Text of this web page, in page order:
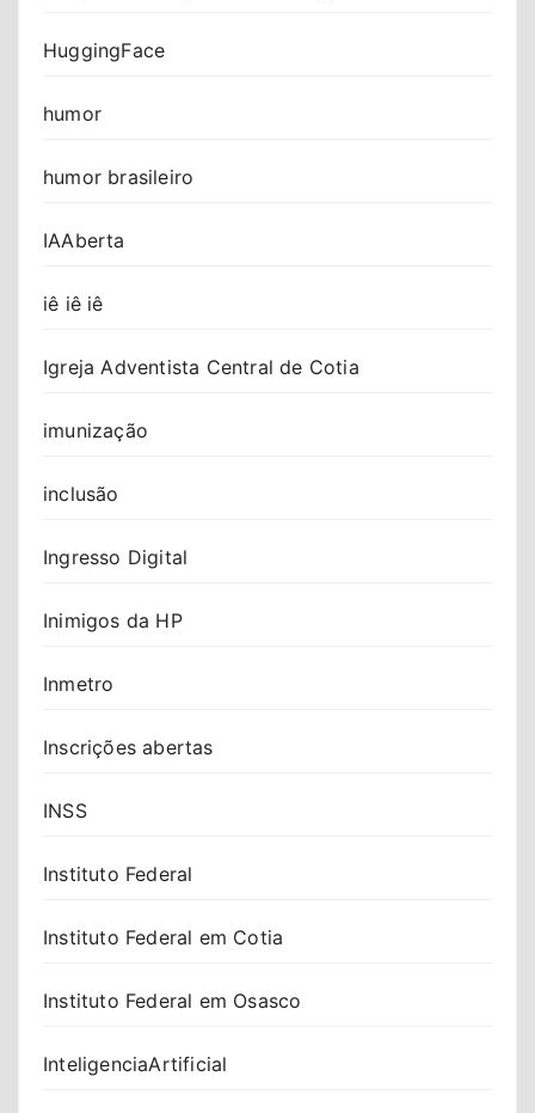
HuggingFace
humor
humor brasileiro
IAAberta
iê iê iê
Igreja Adventista Central de Cotia
imunização
inclusão
Ingresso Digital
Inimigos da HP
Inmetro
Inscrições abertas
INSS
Instituto Federal
Instituto Federal em Cotia
Instituto Federal em Osasco
InteligenciaArtificial